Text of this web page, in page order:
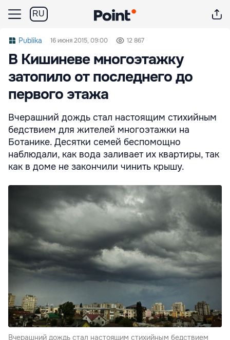
RU
Publika 16 июня 2015, 09:00 12 867
В Кишиневе многоэтажку
затопило от последнего до
первого этажа
Вчерашний дождь стал настоящим стихийным
бедствием для жителей многоэтажки на
Ботанике. Десятки семей беспомощно
наблюдали, как вода заливает их квартиры, так
как в доме не закончили чинить крышу.
Вчерашний дождь стал настоящим стихийным бедствием